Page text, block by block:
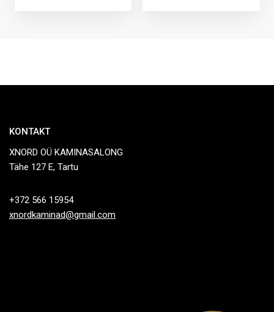
KONTAKT
XNORD OÜ KAMINASALONG
Tähe 127 E, Tartu
+372 566 15954
xnordkaminad@gmail.com